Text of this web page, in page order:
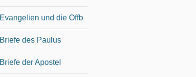
Evangelien und die Offb
Briefe des Paulus
Briefe der Apostel